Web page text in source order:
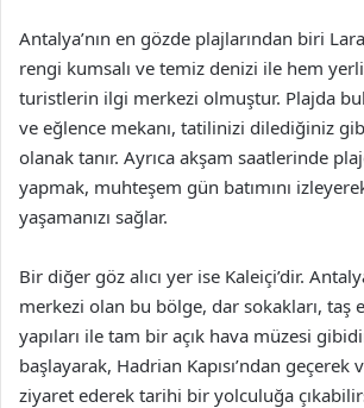
Antalya’nın en gözde plajlarından biri Lara
rengi kumsalı ve temiz denizi ile hem
turistlerin ilgi merkezi olmuştur. Plajda
ve eğlence mekanı, tatilinizi dilediğiniz
olanak tanır. Ayrıca akşam saatlerinde
yapmak, muhteşem gün batımını
yaşamanızı sağlar.
Bir diğer göz alıcı yer ise Kaleiçi’dir.
merkezi olan bu bölge, dar sokakları, taş
yapıları ile tam bir açık hava müzesi
başlayarak, Hadrian Kapısı’ndan geçerek
ziyaret ederek tarihi bir yolculuğa